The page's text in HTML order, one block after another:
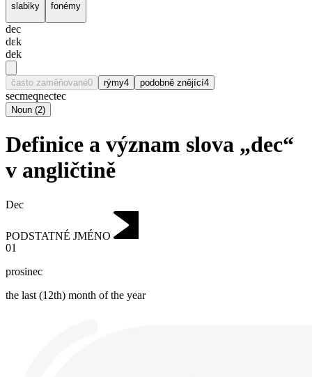
slabiky fonémy
dec
dɛk
dek
často zaměňované0 rýmy4 podobně znějící4
secmeqnectec
Noun (2)
Definice a význam slova „dec“
v angličtině
Dec
PODSTATNÉ JMÉNO
01
prosinec
the last (12th) month of the year